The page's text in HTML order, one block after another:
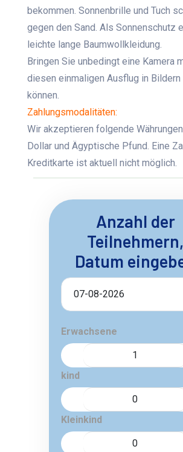
bekommen. Sonnenbrille und Tuch
gegen den Sand. Als Sonnenschutz
leichte lange Baumwollkleidung.
Bringen Sie unbedingt eine Kamera
diesen einmaligen Ausflug in
können.
Zahlungsmodalitäten:
Wir akzeptieren folgende Währungen
Dollar und Ägyptische Pfund. Eine
Kreditkarte ist aktuell nicht möglich.
Anzahl der
Teilnehmern,
Datum
Erwachsene
kind
Kleinkind